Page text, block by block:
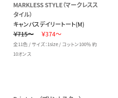
MARKLESS STYLE（マークレスス
タイル）
キャンバスデイリートート(M)
￥715～
￥374～
全11色 / サイズ：1size / コットン100％ 約
10オンス